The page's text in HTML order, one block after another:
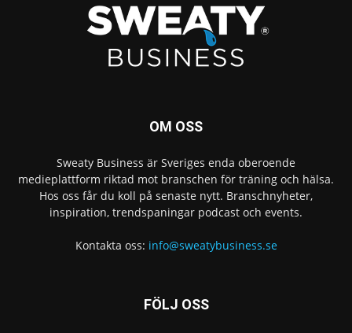
OM OSS
Sweaty Business är Sveriges enda oberoende
medieplattform riktad mot branschen för träning och hälsa.
Hos oss får du koll på senaste nytt. Branschnyheter,
inspiration, trendspaningar podcast och events.
Kontakta oss: info@sweatybusiness.se
FÖLJ OSS